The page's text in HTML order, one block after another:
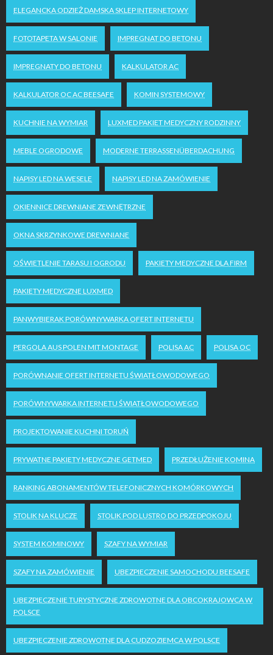
ELEGANCKA ODZIEŻ DAMSKA SKLEP INTERNETOWY
FOTOTAPETA W SALONIE IMPREGNAT DO BETONU
IMPREGNATY DO BETONU KALKULATOR AC
KALKULATOR OC AC BEESAFE KOMIN SYSTEMOWY
KUCHNIE NA WYMIAR LUXMED PAKIET MEDYCZNY RODZINNY
MEBLE OGRODOWE MODERNE TERRASSENÜBERDACHUNG
NAPISY LED NA WESELE NAPISY LED NA ZAMÓWIENIE
OKIENNICE DREWNIANE ZEWNĘTRZNE
OKNA SKRZYNKOWE DREWNIANE
OŚWIETLENIE TARASU I OGRODU PAKIETY MEDYCZNE DLA FIRM
PAKIETY MEDYCZNE LUXMED
PANWYBIERAK PORÓWNYWARKA OFERT INTERNETU
PERGOLA AUS POLEN MIT MONTAGE POLISA AC POLISA OC
PORÓWNANIE OFERT INTERNETU ŚWIATŁOWODOWEGO
PORÓWNYWARKA INTERNETU ŚWIATŁOWODOWEGO
PROJEKTOWANIE KUCHNI TORUŃ
PRYWATNE PAKIETY MEDYCZNE GETMED PRZEDŁUŻENIE KOMINA
RANKING ABONAMENTÓW TELEFONICZNYCH KOMÓRKOWYCH
STOLIK NA KLUCZE STOLIK POD LUSTRO DO PRZEDPOKOJU
SYSTEM KOMINOWY SZAFY NA WYMIAR
SZAFY NA ZAMÓWIENIE UBEZPIECZENIE SAMOCHODU BEESAFE
UBEZPIECZENIE TURYSTYCZNE ZDROWOTNE DLA OBCOKRAJOWCA W
POLSCE
UBEZPIECZENIE ZDROWOTNE DLA CUDZOZIEMCA W POLSCE